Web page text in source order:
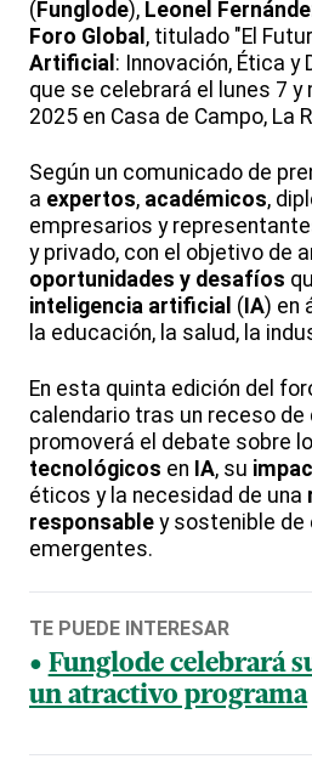
( Funglode), Leonel
Foro Global , titulado "El
Artificial : Innovación, Ética
que se celebrará el lunes 7
2025 en Casa de Campo, La
Según un comunicado de
a expertos, académicos,
empresarios y
y privado, con el objetivo de
oportunidades y desafíos
inteligencia artificial ( IA) en
la educación, la salud, la
En esta quinta edición del
calendario tras un receso de
promoverá el debate sobre
tecnológicos en IA, su
éticos y la necesidad de una
responsable y sostenible
emergentes.
TE PUEDE INTERESAR
Funglode celebrará
un atractivo programa